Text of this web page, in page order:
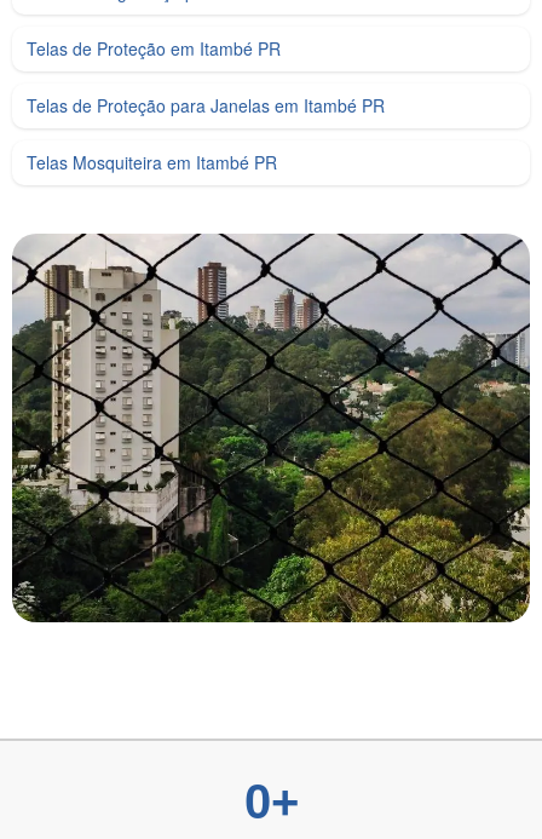
Telas de Proteção em Itambé PR
Telas de Proteção para Janelas em Itambé PR
Telas Mosquiteira em Itambé PR
0+